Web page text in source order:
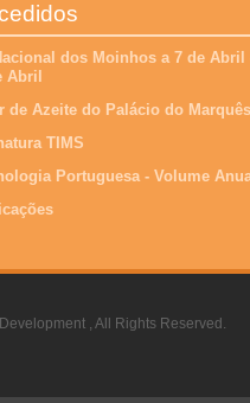
dos Moinhos a 7 de Abril
Abril
de Azeite do Palácio do
TIMS
Portuguesa - Volume
, All Rights Reserved.